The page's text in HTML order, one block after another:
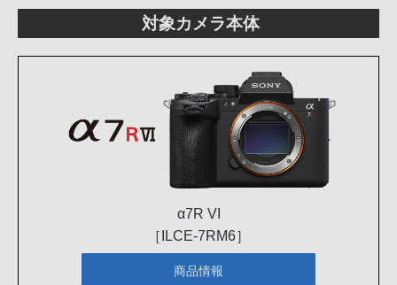
対象カメラ本体
α7R VI
［ILCE-7RM6］
商品情報